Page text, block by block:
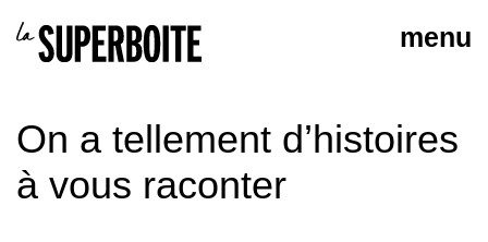
On a tellement d’histoires
à vous raconter